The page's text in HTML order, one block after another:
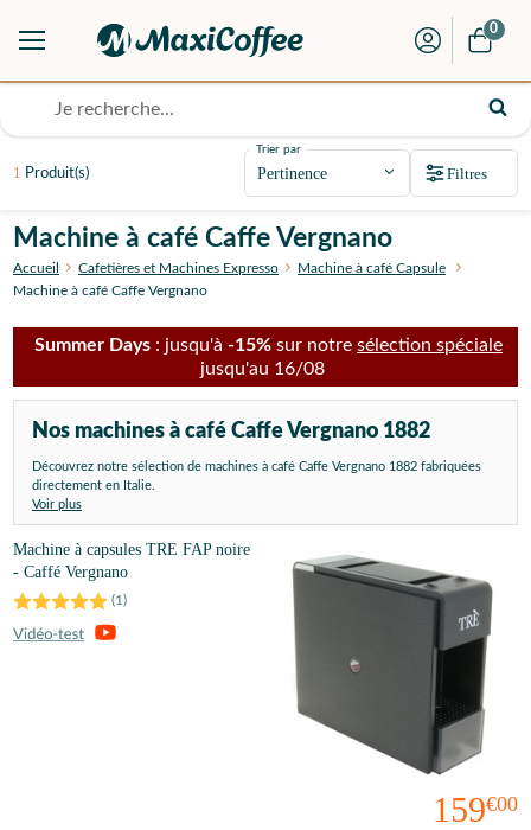
0
Machine à café Caffe Vergnano
Accueil Cafetières et Machines Expresso
Machine à café Capsule
Machine à café Caffe Vergnano
Summer Days : jusqu'à -15% sur notre sélection spéciale
jusqu'au 16/08
Nos machines à café Caffe Vergnano 1882
Découvrez notre sélection de machines à café Caffe Vergnano 1882 fabriquées
directement en Italie.
Voir plus
1 Produit(s)
Trier par
Filtres
Machine à capsules TRE FAP noire
- Caffé Vergnano
(1)
159€00